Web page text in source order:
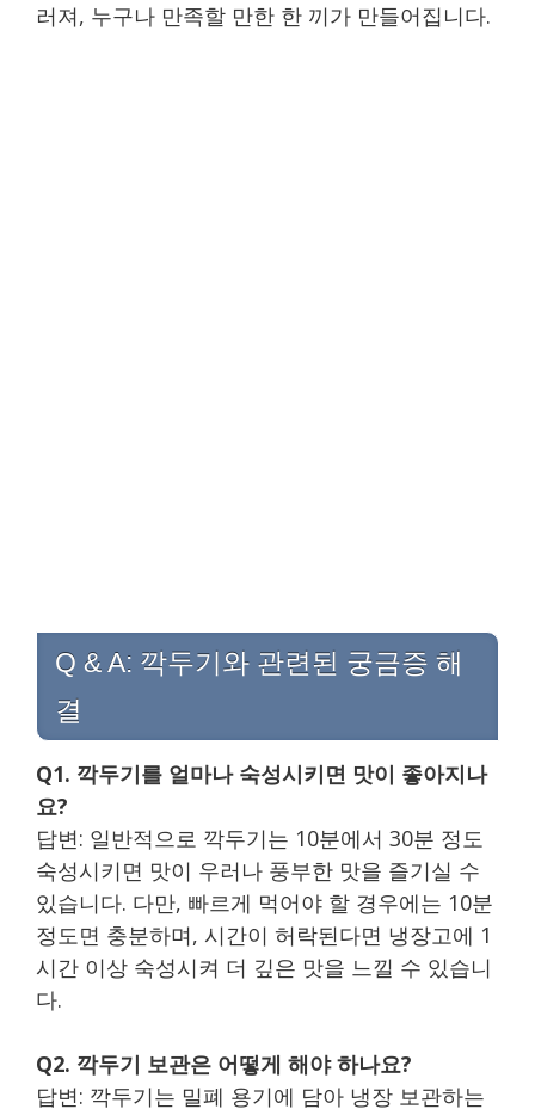
러져, 누구나 만족할 만한 한 끼가 만들어집니다.
Q & A: 깍두기와 관련된 궁금증 해
결
Q1. 깍두기를 얼마나 숙성시키면 맛이 좋아지나
요?
답변: 일반적으로 깍두기는 10분에서 30분 정도
숙성시키면 맛이 우러나 풍부한 맛을 즐기실 수
있습니다. 다만, 빠르게 먹어야 할 경우에는 10분
정도면 충분하며, 시간이 허락된다면 냉장고에 1
시간 이상 숙성시켜 더 깊은 맛을 느낄 수 있습니
다.
Q2. 깍두기 보관은 어떻게 해야 하나요?
답변: 깍두기는 밀폐 용기에 담아 냉장 보관하는